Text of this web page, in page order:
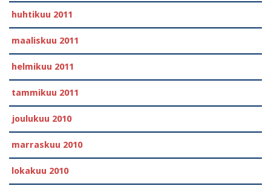
huhtikuu 2011
maaliskuu 2011
helmikuu 2011
tammikuu 2011
joulukuu 2010
marraskuu 2010
lokakuu 2010